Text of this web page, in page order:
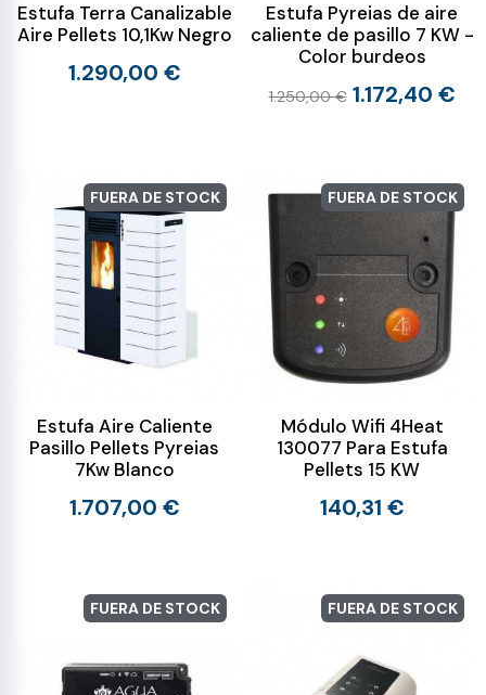
Estufa Terra Canalizable
Aire Pellets 10,1Kw Negro
1.290,00 €
Estufa Pyreias de aire
caliente de pasillo 7 KW -
Color burdeos
1.250,00 € 1.172,40 €
FUERA DE STOCK
Estufa Aire Caliente
Pasillo Pellets Pyreias
7Kw Blanco
1.707,00 €
FUERA DE STOCK
Módulo Wifi 4Heat
130077 Para Estufa
Pellets 15 KW
140,31 €
FUERA DE STOCK FUERA DE STOCK